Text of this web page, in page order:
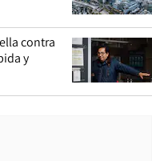
contra
y